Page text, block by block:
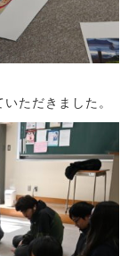
ただきました。